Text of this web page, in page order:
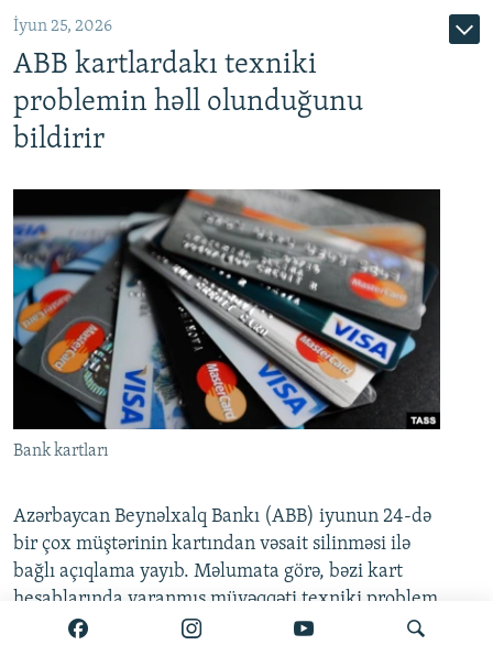
İyun 25, 2026
ABB kartlardakı texniki
problemin həll olunduğunu
bildirir
Bank kartları
Azərbaycan Beynəlxalq Bankı (ABB) iyunun 24-də
bir çox müştərinin kartından vəsait silinməsi ilə
bağlı açıqlama yayıb. Məlumata görə, bəzi kart
hesablarında yaranmış müvəqqəti texniki problem
artıq tam aradan qaldırılıb.